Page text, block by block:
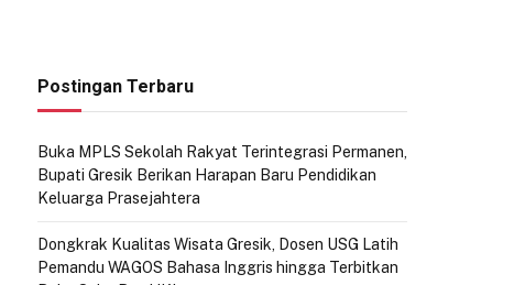
Postingan Terbaru
Buka MPLS Sekolah Rakyat Terintegrasi Permanen,
Bupati Gresik Berikan Harapan Baru Pendidikan
Keluarga Prasejahtera
Dongkrak Kualitas Wisata Gresik, Dosen USG Latih
Pemandu WAGOS Bahasa Inggris hingga Terbitkan